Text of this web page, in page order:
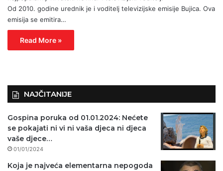
Od 2010. godine urednik je i voditelj televizijske emisije Bujica. Ova
emisija se emitira…
Read More »
NAJČITANIJE
Gospina poruka od 01.01.2024: Nećete
se pokajati ni vi ni vaša djeca ni djeca
vaše djece…
01/01/2024
Koja je najveća elementarna nepogoda